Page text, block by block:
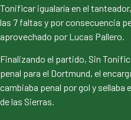
Tonificar igualaría en el
las 7 faltas y por consecuencia
aprovechado por Lucas Pallero.
Finalizando el partido, Sin
penal para el Dortmund, el
cambiaba penal por gol y sellaba
de las Sierras.